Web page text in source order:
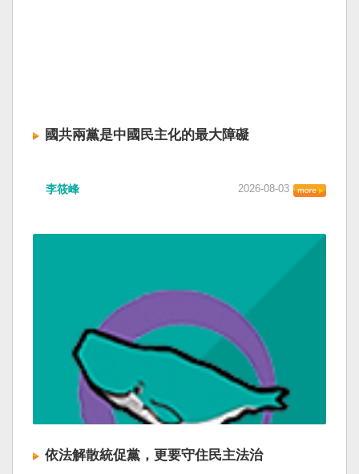
國共兩黨是中國民主化的最大障礙
李筱峰 2026-08-03
依法解散統促黨，更要守住民主法治